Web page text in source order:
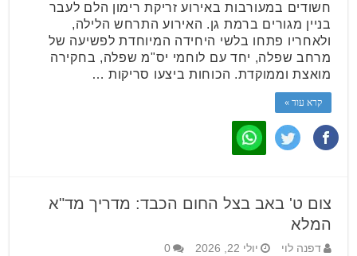
חשודים במעורבות באירוע זריקת רימון הלם לעבר
בניין מגורים ברמת גן. האירוע התרחש הלילה,
ולאחריו פתחו בלשי היחידה המיוחדת לפשיעה של
מרחב שפלה, יחד עם לוחמי יס"מ שפלה, בחקירה
מואצת וממוקדת. הכוחות ביצעו סריקות …
קרא עוד »
צום ט' באב בצל החום הכבד: מדריך מד"א
המלא
דפנה לוי יולי 22, 2026 0